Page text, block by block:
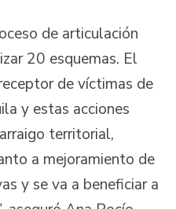
de articulación
20 esquemas. El
de víctimas de
y estas acciones
territorial,
a mejoramiento de
y se va a beneficiar a